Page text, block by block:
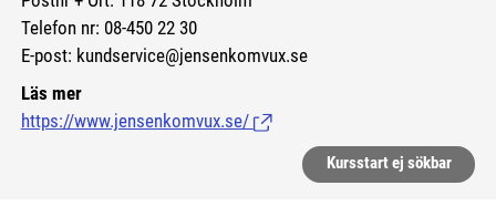
Telefon nr: 08-450 22 30
E-post: kundservice@jensenkomvux.se
Läs mer
https://www.jensenkomvux.se/ (Länk till extern sida.)
Kursstart ej sökbar